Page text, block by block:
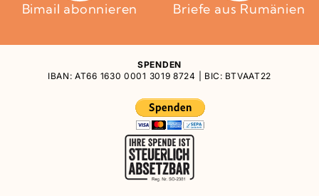
Bimail abonnieren Briefe aus Rumänien
SPENDEN
IBAN: AT66 1630 0001 3019 8724 | BIC: BTVAAT22